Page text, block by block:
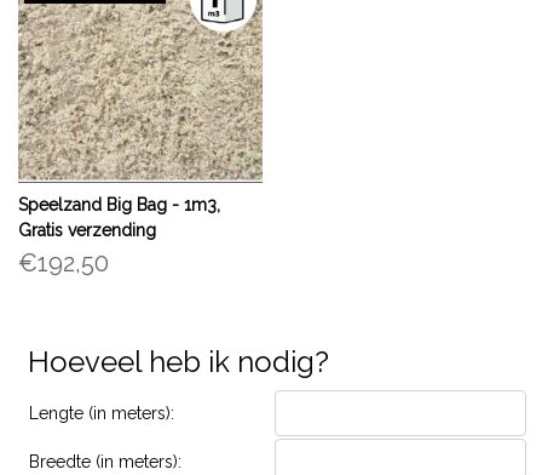
Speelzand Big Bag - 1m3,
Gratis verzending
€192,50
Hoeveel heb ik nodig?
Lengte (in meters):
Breedte (in meters):